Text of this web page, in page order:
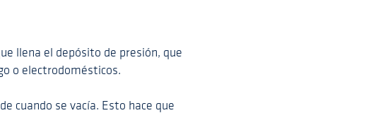
llena el depósito de presión, que
o electrodomésticos.
cuando se vacía. Esto hace que